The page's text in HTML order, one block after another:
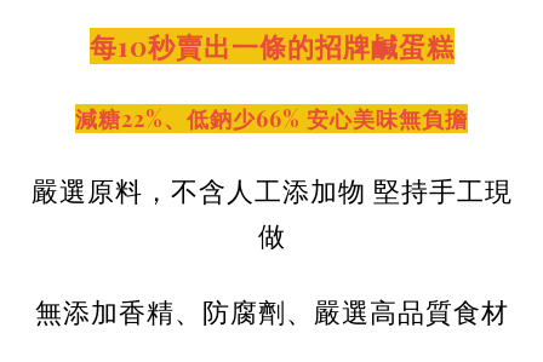
每10秒賣出一條的招牌鹹蛋糕
減糖22%、低鈉少66% 安心美味無負擔
嚴選原料，不含人工添加物 堅持手工現
做
無添加香精、防腐劑、嚴選高品質食材